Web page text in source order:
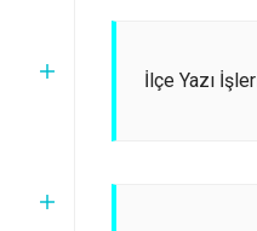
İlçe Yazı